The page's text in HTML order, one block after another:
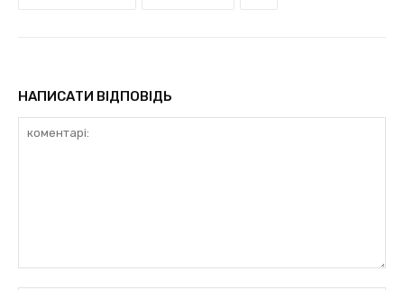
НАПИСАТИ ВІДПОВІДЬ